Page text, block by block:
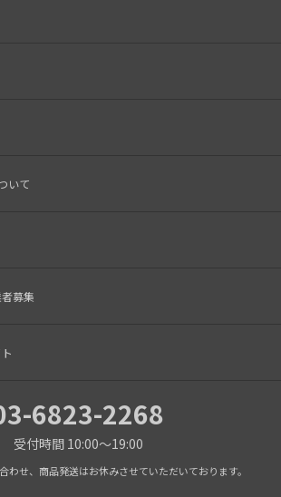
いて
募集
6823-2268
受付時間 10:00～19:00
わせ、商品発送はお休みさせていただいております。